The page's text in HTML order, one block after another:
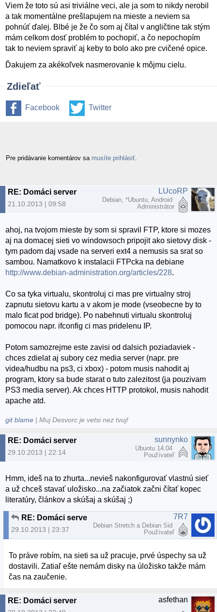
Viem že toto sú asi triviálne veci, ale ja som to nikdy nerobil
a tak momentálne prešlapujem na mieste a neviem sa
pohnúť ďalej. Blbé je že čo som aj čítal v angličtine tak stým
mám celkom dosť problém to pochopiť, a čo nepochopím
tak to neviem spraviť aj keby to bolo ako pre cvičené opice.
Ďakujem za akékoľvek nasmerovanie k môjmu cielu.
Zdieľať
Facebook Twitter
Pre pridávanie komentárov sa musíte prihlásiť
RE: Domáci server
21.10.2013 | 09:58
LUcoRP
Debian, *Ubuntu, Android
Administrátor
ahoj, na tvojom mieste by som si spravil FTP, ktore si mozes
aj na domacej sieti vo windowsoch pripojit ako sietovy disk -
tym padom daj vsade na serveri ext4 a nemusis sa srat so
sambou. Namatkovo k instalacii FTPcka na debiane
http://www.debian-administration.org/articles/228.
Co sa tyka virtualu, skontroluj ci mas pre virtualny stroj
zapnutu sietovu kartu a v akom je mode (vseobecne by to
malo ficat pod bridge). Po nabehnuti virtualu skontroluj
pomocou napr. ifconfig ci mas pridelenu IP.
Potom samozrejme este zavisi od dalsich poziadaviek -
chces zdielat aj subory cez media server (napr. pre
videa/hudbu na ps3, ci xbox) - potom musis nahodit aj
program, ktory sa bude starat o tuto zalezitost (ja pouzivam
PS3 media server). Ak chces HTTP protokol, musis nahodit
apache atd.
git blame | Muj Desvorc je vetsi nez tvuj!
RE: Domáci server
29.10.2013 | 22:14
sunnynko
Ubuntu 14.04
Používateľ
Hmm, ideš na to zhurta...nevieš nakonfigurovať vlastnú sieť
a už chceš stavať uložisko...na začiatok začni čítať kopec
literatúry, článkov a skúšaj a skúšaj ;)
RE: Domáci server
29.10.2013 | 23:37
7R7
Debian Stretch a Debian Sid
Používateľ
To práve robím, na sieti sa už pracuje, prvé úspechy sa už
dostavili. Zatiaľ ešte nemám disky na úložisko takže mám
čas na zaučenie.
RE: Domáci server asfethan